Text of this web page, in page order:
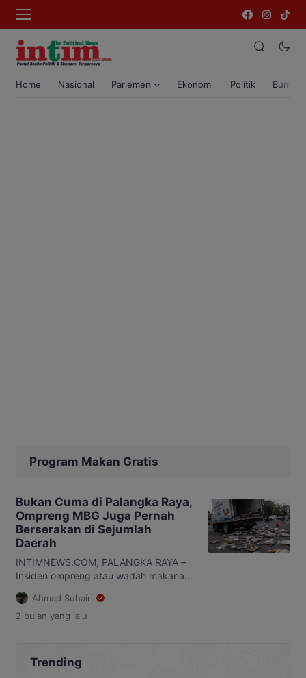
Home Nasional Parlemen Ekonomi Politik Bumi
Program Makan Gratis
Bukan Cuma di Palangka Raya,
Ompreng MBG Juga Pernah
Berserakan di Sejumlah
Daerah
INTIMNEWS.COM, PALANGKA RAYA –
Insiden ompreng atau wadah makanan
Program Makan Bergizi Gratis (MBG)
yang berjatuhan di jalan ternyata bukan
hanya terjadi di Kalimantan Tengah
sejumlah daerah dan memunculkan
sorotan terhadap disiplin sopir maupun
Ahmad Suhairi
2 bulan yang lalu
Trending